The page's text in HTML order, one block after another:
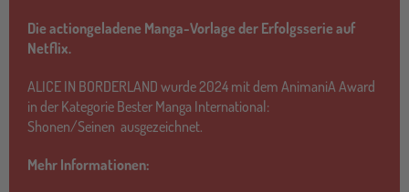
Die actiongeladene Manga-Vorlage der Erfolgsserie auf
Netflix.
ALICE IN BORDERLAND wurde 2024 mit dem AnimaniA Award
in der Kategorie Bester Manga International:
Shonen/Seinen ausgezeichnet.
Mehr Informationen: